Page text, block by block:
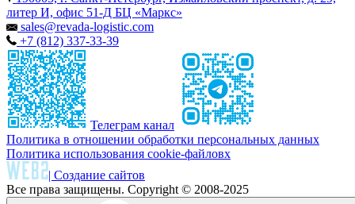
литер И, офис 51-Д БЦ «Маркс»
sales@revada-logistic.com
+7 (812) 337-33-39
Телеграм канал
Политика в отношении обработки персональных данных
Политика использования cookie-файловх
| Создание сайтов
Все права защищены. Copyright © 2008-2025